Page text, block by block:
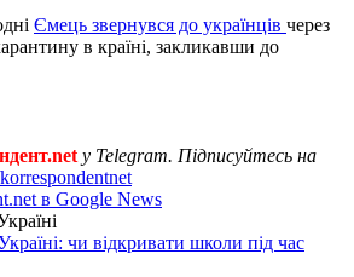
Ємець звернувся до українців через
в країні, закликавши до
у Telegram. Підписуйтесь на
в Google News
чи відкривати школи під час